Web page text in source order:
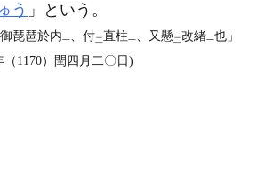
う 」という。
御琵琶於内一 、付二直柱一 、又懸二改緒一也」
1170）閏四月二〇日)